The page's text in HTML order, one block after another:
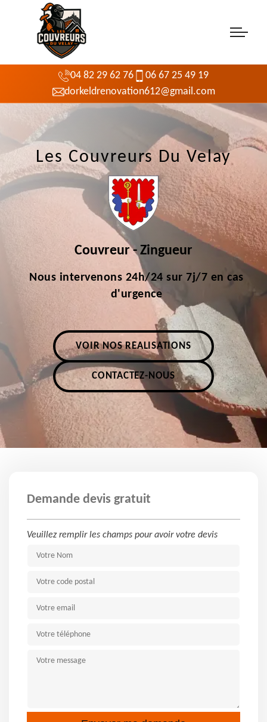
04 82 29 62 76
06 67 25 49 19
dorkeldrenovation612@gmail.com
Les Couvreurs Du Velay
Couvreur - Zingueur
Nous intervenons 24h/24 sur 7j/7 en cas
d'urgence
VOIR NOS RÉALISATIONS
CONTACTEZ-NOUS
Demande devis gratuit
Veuillez remplir les champs pour avoir votre devis